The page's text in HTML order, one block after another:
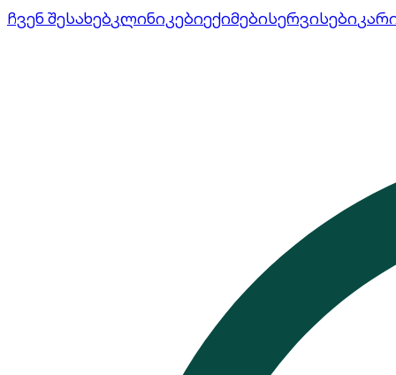
ჩვენ შესახებკლინიკებიექიმებისერვისები